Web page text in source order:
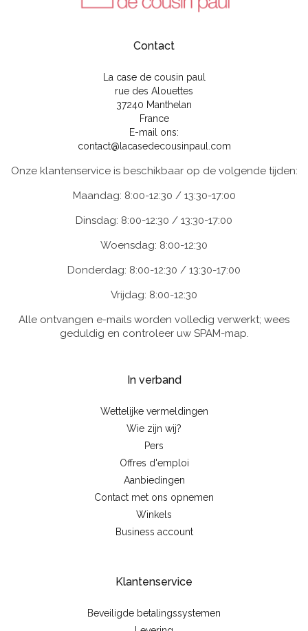
Contact
La case de cousin paul
rue des Alouettes
37240 Manthelan
France
E-mail ons:
contact@lacasedecousinpaul.com
Onze klantenservice is beschikbaar op de volgende tijden:
Maandag: 8:00-12:30 / 13:30-17:00
Dinsdag: 8:00-12:30 / 13:30-17:00
Woensdag: 8:00-12:30
Donderdag: 8:00-12:30 / 13:30-17:00
Vrijdag: 8:00-12:30
Alle ontvangen e-mails worden volledig verwerkt; wees
geduldig en controleer uw SPAM-map.
In verband
Wettelijke vermeldingen
Wie zijn wij?
Pers
Offres d'emploi
Aanbiedingen
Contact met ons opnemen
Winkels
Business account
Klantenservice
Beveiligde betalingssystemen